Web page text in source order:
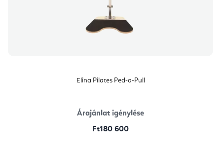
Elina Pilates Ped-o-Pull
Árajánlat igénylése
Ft180 600